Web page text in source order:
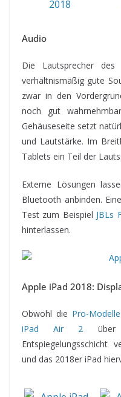
Audio
Die Lautsprecher
verhältnismäßig gute
zwar in den
noch gut
Gehäuseseite setzt
und Lautstärke. Im
Tablets ein Teil der
Externe Lösungen
Bluetooth anbinden.
Test zum Beispiel JBLs
hinterlassen.
Apple iPad 2018:
Obwohl die Pro-Modelle
iPad Air 2 über
Entspiegelungsschicht
und das 2018er iPad